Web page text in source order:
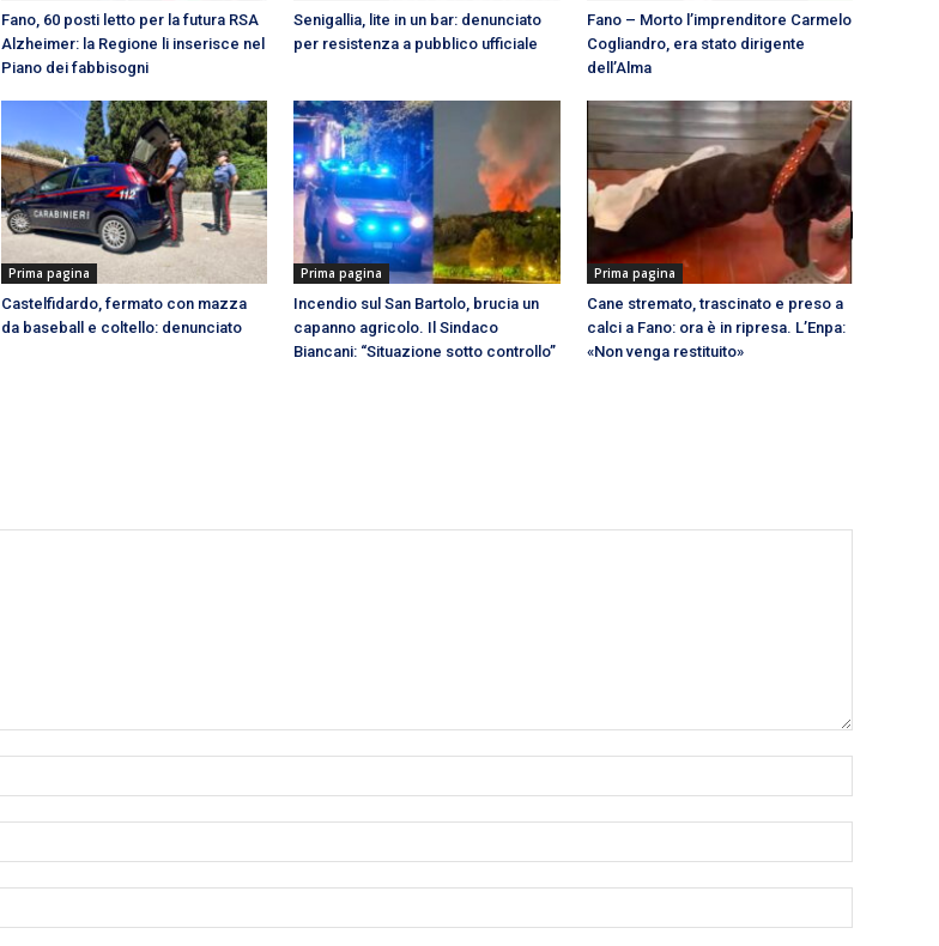
Fano, 60 posti letto per la futura RSA
Alzheimer: la Regione li inserisce nel
Piano dei fabbisogni
Senigallia, lite in un bar: denunciato
per resistenza a pubblico ufficiale
Fano – Morto l’imprenditore Carmelo
Cogliandro, era stato dirigente
dell’Alma
Prima pagina
Castelfidardo, fermato con mazza
da baseball e coltello: denunciato
Prima pagina
Incendio sul San Bartolo, brucia un
capanno agricolo. Il Sindaco
Biancani: “Situazione sotto controllo”
Prima pagina
Cane stremato, trascinato e preso a
calci a Fano: ora è in ripresa. L’Enpa:
«Non venga restituito»